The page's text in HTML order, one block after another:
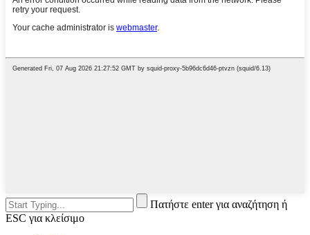
Πατήστε enter για αναζήτηση ή
ESC για κλείσιμο